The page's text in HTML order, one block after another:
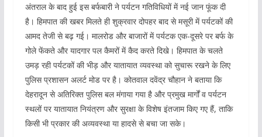
अंतराल के बाद हुई इस बर्फबारी ने पर्यटन गतिविधियों में नई जान फूंक दी
है। हिमपात की खबर मिलते ही शुक्रवार दोपहर बाद से मसूरी में पर्यटकों की
आमद तेजी से बढ़ गई। मालरोड और बाजारों में पर्यटक एक-दूसरे पर बर्फ के
गोले फेंकते और यादगार पल कैमरों में कैद करते दिखे। हिमपात के चलते
उमड़ रही पर्यटकों की भीड़ और यातायात व्यवस्था को सुचारू रखने के लिए
पुलिस प्रशासन अलर्ट मोड पर है। कोतवाल दवेंद्र चौहान ने बताया कि
देहरादून से अतिरिक्त पुलिस बल मंगाया गया है और प्रमुख मार्गों व पर्यटन
स्थलों पर यातायात नियंत्रण और सुरक्षा के विशेष इंतजाम किए गए हैं, ताकि
किसी भी प्रकार की अव्यवस्था या हादसे से बचा जा सके।